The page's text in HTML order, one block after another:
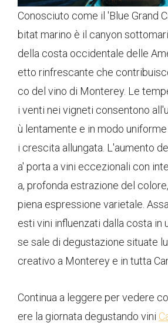
Conosciuto come il 'Blue Grand
bitat marino è il canyon
della costa occidentale delle
etto rinfrescante che
co del vino di Monterey. Le
i venti nei vigneti consentono
ù lentamente e in modo
i crescita allungata. L'aumento
a' porta a vini eccezionali con
a, profonda estrazione del
piena espressione varietale.
esti vini influenzati dalla costa in
se sale di degustazione situate
creativo a Monterey e in tutta
Continua a leggere per vedere
ere la giornata degustando vini